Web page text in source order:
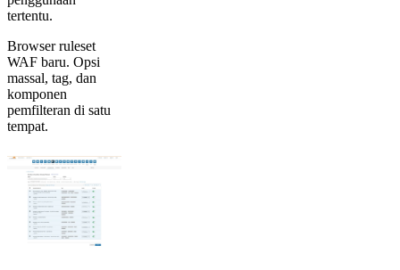
tertentu.
Browser ruleset
WAF baru. Opsi
massal, tag, dan
komponen
pemfilteran di satu
tempat.‌‌